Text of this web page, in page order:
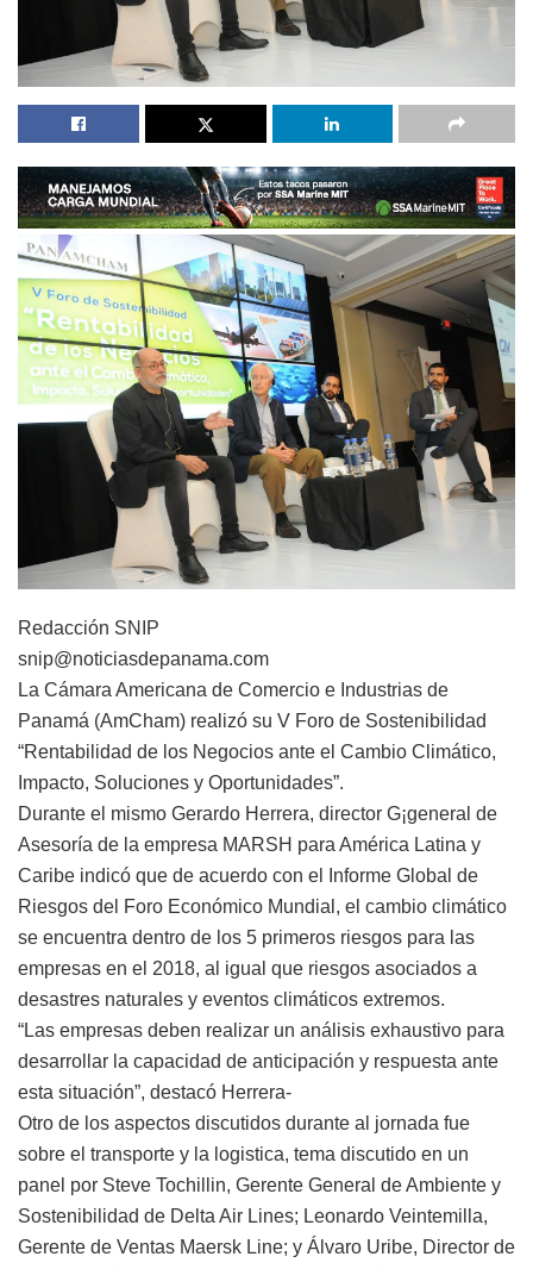
Redacción SNIP
snip@noticiasdepanama.com
La Cámara Americana de Comercio e Industrias de
Panamá (AmCham) realizó su V Foro de Sostenibilidad
“Rentabilidad de los Negocios ante el Cambio Climático,
Impacto, Soluciones y Oportunidades”.
Durante el mismo Gerardo Herrera, director G¡general de
Asesoría de la empresa MARSH para América Latina y
Caribe indicó que de acuerdo con el Informe Global de
Riesgos del Foro Económico Mundial, el cambio climático
se encuentra dentro de los 5 primeros riesgos para las
empresas en el 2018, al igual que riesgos asociados a
desastres naturales y eventos climáticos extremos.
“Las empresas deben realizar un análisis exhaustivo para
desarrollar la capacidad de anticipación y respuesta ante
esta situación”, destacó Herrera-
Otro de los aspectos discutidos durante al jornada fue
sobre el transporte y la logistica, tema discutido en un
panel por Steve Tochillin, Gerente General de Ambiente y
Sostenibilidad de Delta Air Lines; Leonardo Veintemilla,
Gerente de Ventas Maersk Line; y Álvaro Uribe, Director de